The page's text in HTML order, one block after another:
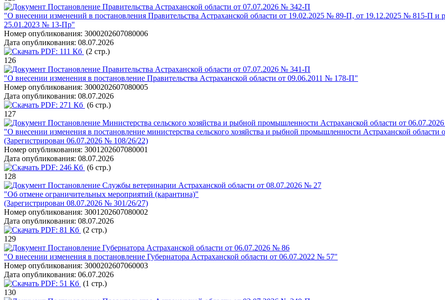
Постановление Правительства Астраханской области от 07.07.2026 № 342-П
"О внесении изменений в постановления Правительства Астраханской области от 19.02.2025 № 89-П, от 19.12.2025 № 815-П и
25.01.2023 № 13-Пр"
Номер опубликования: 3000202607080006
Дата опубликования: 08.07.2026
PDF: 111 Кб (2 стр.)
126
Постановление Правительства Астраханской области от 07.07.2026 № 341-П
"О внесении изменения в постановление Правительства Астраханской области от 09.06.2011 № 178-П"
Номер опубликования: 3000202607080005
Дата опубликования: 08.07.2026
PDF: 271 Кб (6 стр.)
127
Постановление Министерства сельского хозяйства и рыбной промышленности Астраханской области от
"О внесении изменения в постановление министерства сельского хозяйства и рыбной промышленности Астраханской области
(Зарегистрирован 06.07.2026 № 108/26/22)
Номер опубликования: 3001202607080001
Дата опубликования: 08.07.2026
PDF: 246 Кб (6 стр.)
128
Постановление Службы ветеринарии Астраханской области от 08.07.2026 № 27
"Об отмене ограничительных мероприятий (карантина)"
(Зарегистрирован 08.07.2026 № 301/26/27)
Номер опубликования: 3001202607080002
Дата опубликования: 08.07.2026
PDF: 81 Кб (2 стр.)
129
Постановление Губернатора Астраханской области от 06.07.2026 № 86
"О внесении изменения в постановление Губернатора Астраханской области от 06.07.2022 № 57"
Номер опубликования: 3000202607060003
Дата опубликования: 06.07.2026
PDF: 51 Кб (1 стр.)
130